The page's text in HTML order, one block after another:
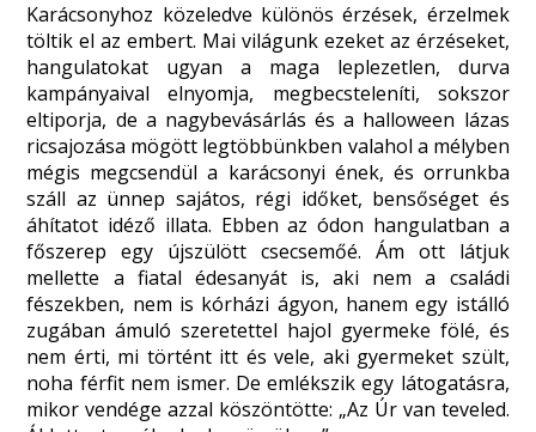
Karácsonyhoz közeledve különös érzések, érzelmek
töltik el az embert. Mai világunk ezeket az érzéseket,
hangulatokat ugyan a maga leplezetlen, durva
kampányaival elnyomja, megbecsteleníti, sokszor
eltiporja, de a nagybevásárlás és a halloween lázas
ricsajozása mögött legtöbbünkben valahol a mélyben
mégis megcsendül a karácsonyi ének, és orrunkba
száll az ünnep sajátos, régi időket, bensőséget és
áhítatot idéző illata. Ebben az ódon hangulatban a
főszerep egy újszülött csecsemőé. Ám ott látjuk
mellette a fiatal édesanyát is, aki nem a családi
fészekben, nem is kórházi ágyon, hanem egy istálló
zugában ámuló szeretettel hajol gyermeke fölé, és
nem érti, mi történt itt és vele, aki gyermeket szült,
noha férfit nem ismer. De emlékszik egy látogatásra,
mikor vendége azzal köszöntötte: „Az Úr van teveled.